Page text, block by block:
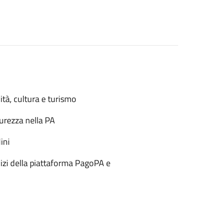
cultura e turismo
nella PA
della piattaforma PagoPA e